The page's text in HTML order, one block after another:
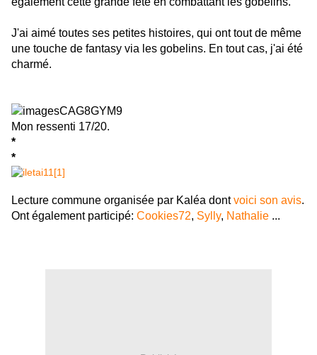
J'ai aimé toutes ses petites histoires, qui ont tout de même
une touche de fantasy via les gobelins. En tout cas, j'ai été
charmé.
Mon ressenti 17/20.
*
*
Lecture commune organisée par Kaléa dontvoici son avis.
Ont également participé: Cookies72, Sylly, Nathalie ...